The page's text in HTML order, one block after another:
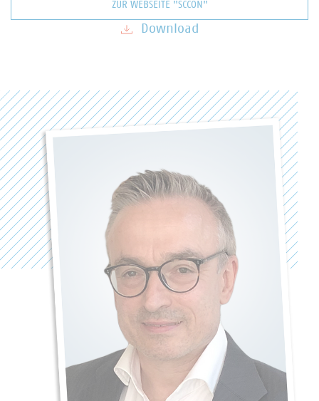
ZUR WEBSEITE "SCCON"
Download